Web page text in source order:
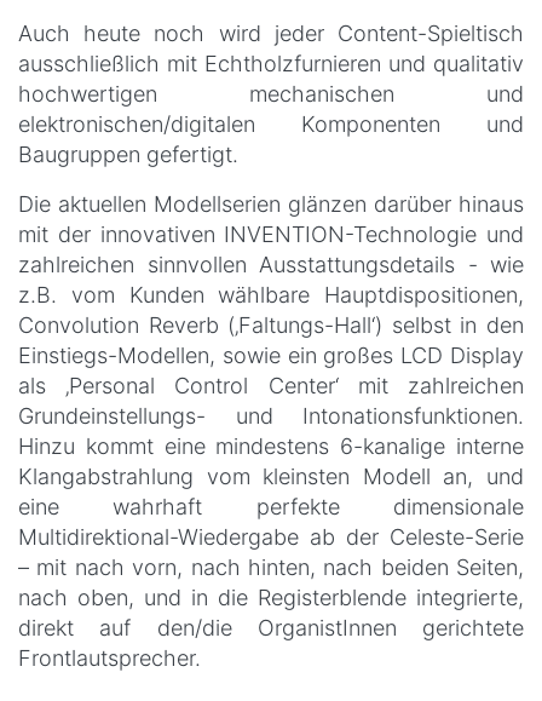
Auch heute noch wird jeder Content-Spieltisch
ausschließlich mit Echtholzfurnieren und qualitativ
hochwertigen mechanischen und
elektronischen/digitalen Komponenten und
Baugruppen gefertigt.
Die aktuellen Modellserien glänzen darüber hinaus
mit der innovativen INVENTION-Technologie und
zahlreichen sinnvollen Ausstattungsdetails - wie
z.B. vom Kunden wählbare Hauptdispositionen,
Convolution Reverb (‚Faltungs-Hall‘) selbst in den
Einstiegs-Modellen, sowie ein großes LCD Display
als ‚Personal Control Center‘ mit zahlreichen
Grundeinstellungs- und Intonationsfunktionen.
Hinzu kommt eine mindestens 6-kanalige interne
Klangabstrahlung vom kleinsten Modell an, und
eine wahrhaft perfekte dimensionale
Multidirektional-Wiedergabe ab der Celeste-Serie
– mit nach vorn, nach hinten, nach beiden Seiten,
nach oben, und in die Registerblende integrierte,
direkt auf den/die OrganistInnen gerichtete
Frontlautsprecher.